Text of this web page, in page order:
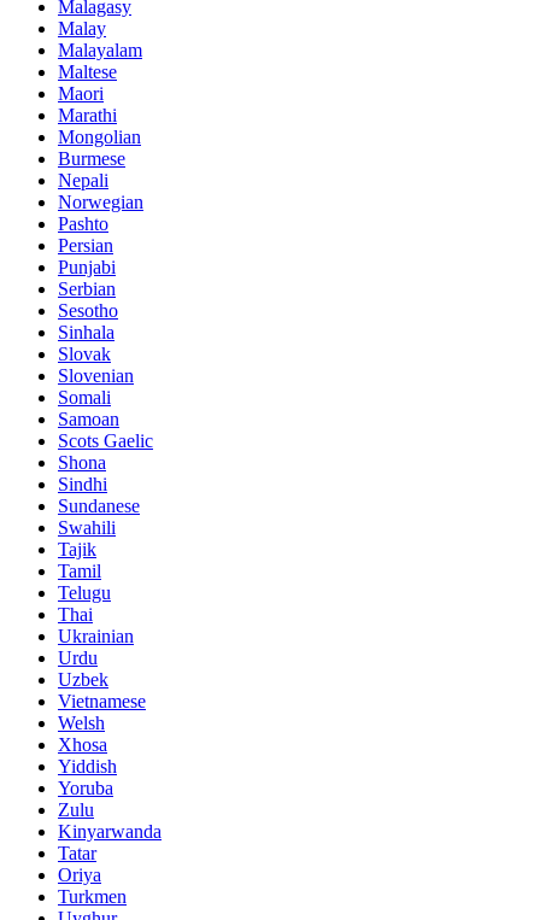
Malagasy
Malay
Malayalam
Maltese
Maori
Marathi
Mongolian
Burmese
Nepali
Norwegian
Pashto
Persian
Punjabi
Serbian
Sesotho
Sinhala
Slovak
Slovenian
Somali
Samoan
Scots Gaelic
Shona
Sindhi
Sundanese
Swahili
Tajik
Tamil
Telugu
Thai
Ukrainian
Urdu
Uzbek
Vietnamese
Welsh
Xhosa
Yiddish
Yoruba
Zulu
Kinyarwanda
Tatar
Oriya
Turkmen